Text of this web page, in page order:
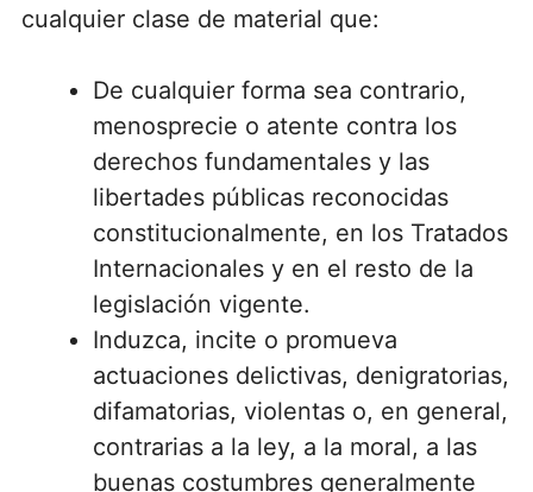
cualquier clase de material que:
De cualquier forma sea contrario,
menosprecie o atente contra los
derechos fundamentales y las
libertades públicas reconocidas
constitucionalmente, en los Tratados
Internacionales y en el resto de la
legislación vigente.
Induzca, incite o promueva
actuaciones delictivas, denigratorias,
difamatorias, violentas o, en general,
contrarias a la ley, a la moral, a las
buenas costumbres generalmente